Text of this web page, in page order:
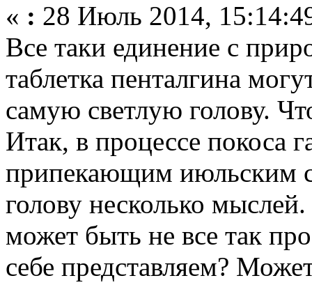
« : 28 Июль 2014,
Все таки единение с
таблетка пенталгина
самую светлую голову.
Итак, в процессе покоса
припекающим июльским
голову несколько
может быть не все так
себе представляем?